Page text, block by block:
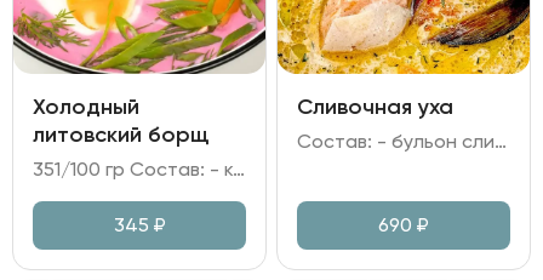
Холодный
литовский борщ
351/100 гр Состав: - кефир; сметана; огурец; свекла; лук зелёный; укроп; петрушка; хрен; горчица; укропное масло; лимонный сок; яйцо куриное; - картофель отварной.
345 ₽
Сливочная уха
Состав: - бульон сливочный из морского окуня; - форель, мидии; - перец болгарский, лук репчатый, морковь, сельдерей, чеснок, зелень.
690 ₽